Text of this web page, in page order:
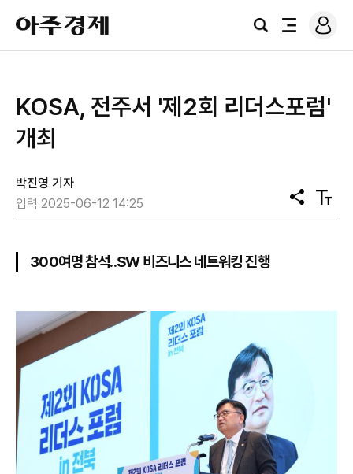
아
주
경
검
전
로
그
KOSA, 전주서 '제2회 리더스포럼'
개최
박진영 기자
입력 2025-06-12 14:25
공
유
텍
스
300여명 참석..SW 비즈니스 네트워킹 진행